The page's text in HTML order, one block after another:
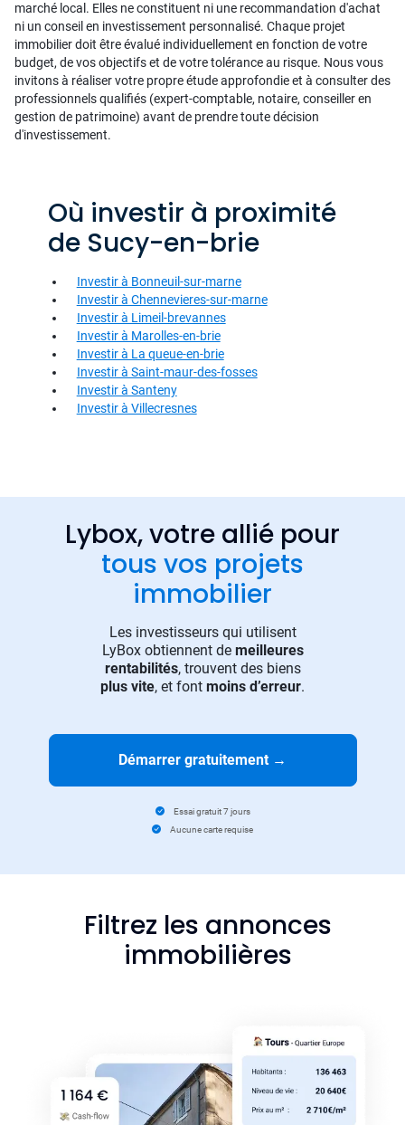
marché local. Elles ne constituent ni une recommandation d'achat
ni un conseil en investissement personnalisé. Chaque projet
immobilier doit être évalué individuellement en fonction de votre
budget, de vos objectifs et de votre tolérance au risque. Nous vous
invitons à réaliser votre propre étude approfondie et à consulter des
professionnels qualifiés (expert-comptable, notaire, conseiller en
gestion de patrimoine) avant de prendre toute décision
d'investissement.
Où investir à proximité
de Sucy-en-brie
Investir à Bonneuil-sur-marne
Investir à Chennevieres-sur-marne
Investir à Limeil-brevannes
Investir à Marolles-en-brie
Investir à La queue-en-brie
Investir à Saint-maur-des-fosses
Investir à Santeny
Investir à Villecresnes
Lybox, votre allié pour
tous vos projets
immobilier
Les investisseurs qui utilisent
LyBox obtiennent de meilleures
rentabilités, trouvent des biens
plus vite, et font moins d’erreur.
Démarrer gratuitement →
Essai gratuit 7 jours
Aucune carte requise
Filtrez les annonces
immobilières